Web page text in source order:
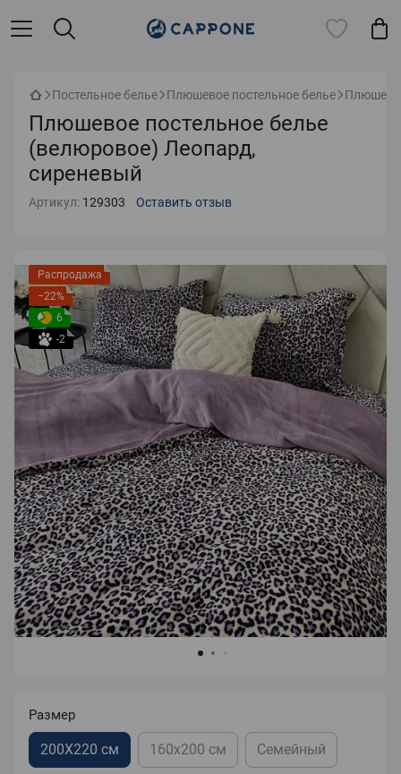
Постельное белье Плюшевое постельное белье
Плюшевое постельное белье
(велюровое) Леопард,
сиреневый
Артикул: 129303 Оставить отзыв
Распродажа
−22%
6
-2
Размер
200Х220 см 160х200 см Семейный